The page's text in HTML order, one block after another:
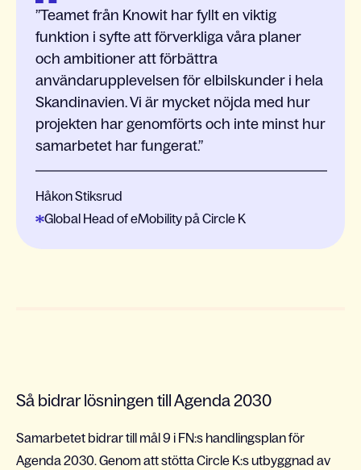
Teamet från Knowit har fyllt en viktig
funktion i syfte att förverkliga våra planer
och ambitioner att förbättra
användarupplevelsen för elbilskunder i hela
Skandinavien. Vi är mycket nöjda med hur
projekten har genomförts och inte minst hur
samarbetet har fungerat.
Håkon Stiksrud
Global Head of eMobility på Circle K
Så bidrar lösningen till Agenda 2030
Samarbetet bidrar till mål 9 i FN:s handlingsplan för
Agenda 2030. Genom att stötta Circle K:s utbyggnad av